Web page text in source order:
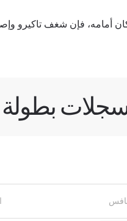
أمامه، فإن شغف تاكيرو
شاهد أبرز